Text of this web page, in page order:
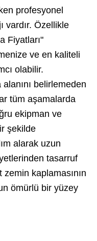
profesyonel
vardır. Özellikle
Fiyatları"
ve en kaliteli
olabilir.
belirlemeden
tüm aşamalarda
ekipman ve
şekilde
alarak uzun
tasarruf
kaplamasının
ömürlü bir yüzey